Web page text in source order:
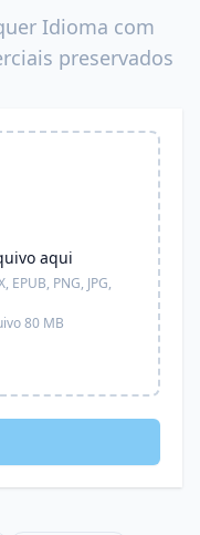
Idioma com
preservados
aqui
EPUB, PNG, JPG,
80 MB